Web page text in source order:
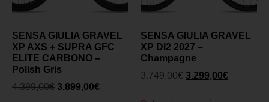
SENSA GIULIA GRAVEL
XP AXS + SUPRA GFC
ELITE CARBONO –
Polish Gris
4.399,00€ 3.899,00€
SENSA GIULIA GRAVEL
XP DI2 2027 –
Champagne
3.749,00€ 3.299,00€